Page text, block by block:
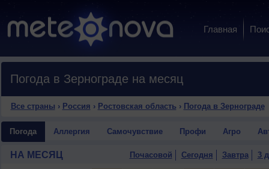
Главная
Погода в Зернограде на месяц
Все страны › Россия › Ростовская область › Погода в Зернограде
Погода Аллергия Самочувствие Профи Агро
НА МЕСЯЦ Почасовой Сегодня Завтра 3